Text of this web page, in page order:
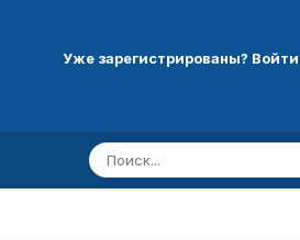
Уже зарегистрированы? Войти